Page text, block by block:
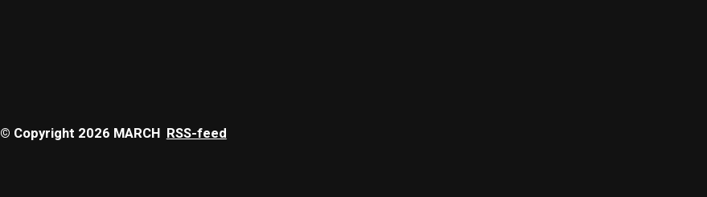
© Copyright 2026 MARCH RSS-feed